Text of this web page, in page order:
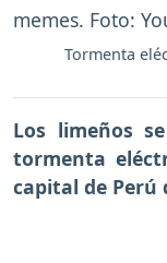
Tormenta
Los limeños
tormenta
capital de Perú